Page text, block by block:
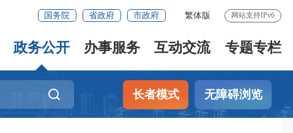
国务院 省政府 市政府 繁体版 网站支持IPv6
政务公开 办事服务 互动交流 专题专栏
长者模式 无障碍浏览